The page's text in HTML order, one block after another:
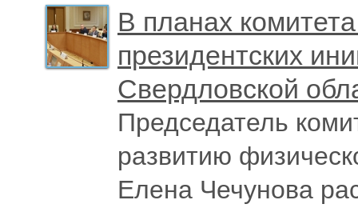
В планах
президентских
Свердловской
Председатель
развитию
Елена Чечунова